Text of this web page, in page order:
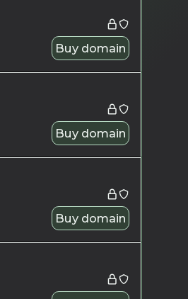
Buy domain
Buy domain
Buy domain